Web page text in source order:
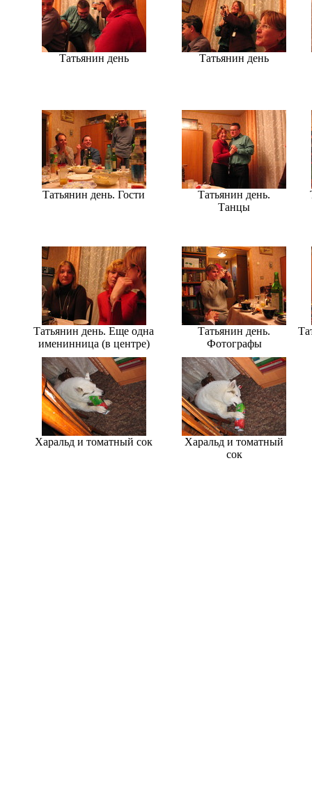
Татьянин день Татьянин день
Татьянин день. Гости
Татьянин день.
Танцы
Татьянин день. Еще одна
именинница (в центре)
Татьянин день.
Фотографы
Харальд и томатный сок
Харальд и томатный
сок